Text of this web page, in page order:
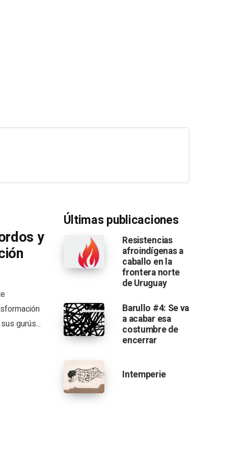
y
gurús...
Últimas publicaciones
Resistencias
afroindígenas a
caballo en la
frontera norte
de Uruguay
Barullo #4: Se va
a acabar esa
costumbre de
encerrar
Intemperie